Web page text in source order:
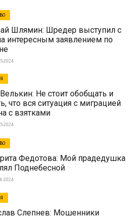
Шлямин: Шредер выступил с
интересным заявлением по
2024
Не стоит обобщать и
что вся ситуация с миграцией
с взятками
2024
Федотова: Мой прадедушка
Поднебесной
2024
Слепнев: Мошенники